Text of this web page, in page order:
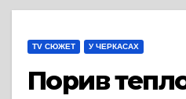
TV СЮЖЕТ У ЧЕРКАСАХ
Порив